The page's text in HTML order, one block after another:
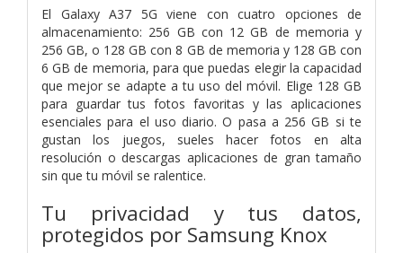
El Galaxy A37 5G viene con cuatro opciones de
almacenamiento: 256 GB con 12 GB de memoria y
256 GB, o 128 GB con 8 GB de memoria y 128 GB con
6 GB de memoria, para que puedas elegir la capacidad
que mejor se adapte a tu uso del móvil. Elige 128 GB
para guardar tus fotos favoritas y las aplicaciones
esenciales para el uso diario. O pasa a 256 GB si te
gustan los juegos, sueles hacer fotos en alta
resolución o descargas aplicaciones de gran tamaño
sin que tu móvil se ralentice.
Tu privacidad y tus datos,
protegidos por Samsung Knox